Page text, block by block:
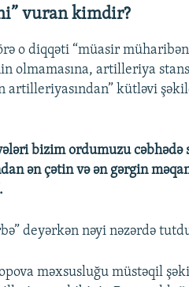
vuran kimdir?
o diqqəti “müasir
olmamasına, artilleriya
artilleriyasından” kütləvi
bizim ordumuzu cəbhədə
ən çətin və ən gərgin
deyərkən nəyi nəzərdə
məxsusluğu müstəqil